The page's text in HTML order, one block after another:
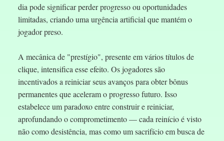
dia pode significar perder progresso ou oportunidades
limitadas, criando uma urgência artificial que mantém o
jogador preso.
A mecânica de "prestígio", presente em vários títulos de
clique, intensifica esse efeito. Os jogadores são
incentivados a reiniciar seus avanços para obter bônus
permanentes que aceleram o progresso futuro. Isso
estabelece um paradoxo entre construir e reiniciar,
aprofundando o comprometimento — cada reinício é visto
não como desistência, mas como um sacrifício em busca de